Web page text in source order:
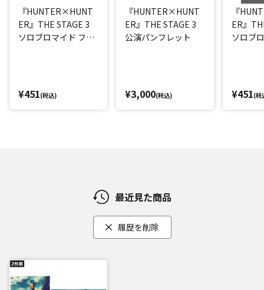
『HUNTER×HUNT
ER』THE STAGE 3
ソロブロマイド フェ
¥451(税込)
『HUNTER×HUNT
ER』THE STAGE 3
公演パンフレット
¥3,000(税込)
『
ER』
ソロブ
¥451(税
最近見た商品
履歴を削除